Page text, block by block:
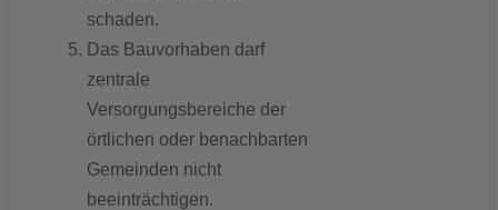
schaden.
Das Bauvorhaben darf
zentrale
Versorgungsbereiche der
örtlichen oder benachbarten
Gemeinden nicht
beeinträchtigen.